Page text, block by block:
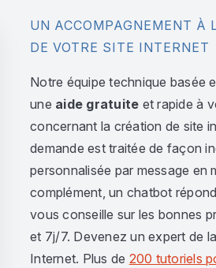
UN ACCOMPAGNEMENT À
DE VOTRE SITE INTERNET
Notre équipe technique basée
une aide gratuite et rapide à
concernant la création de site
demande est traitée de façon
personnalisée par message en
complément, un chatbot
vous conseille sur les bonnes
et 7j/7. Devenez un expert de
Internet. Plus de 200 tutoriels